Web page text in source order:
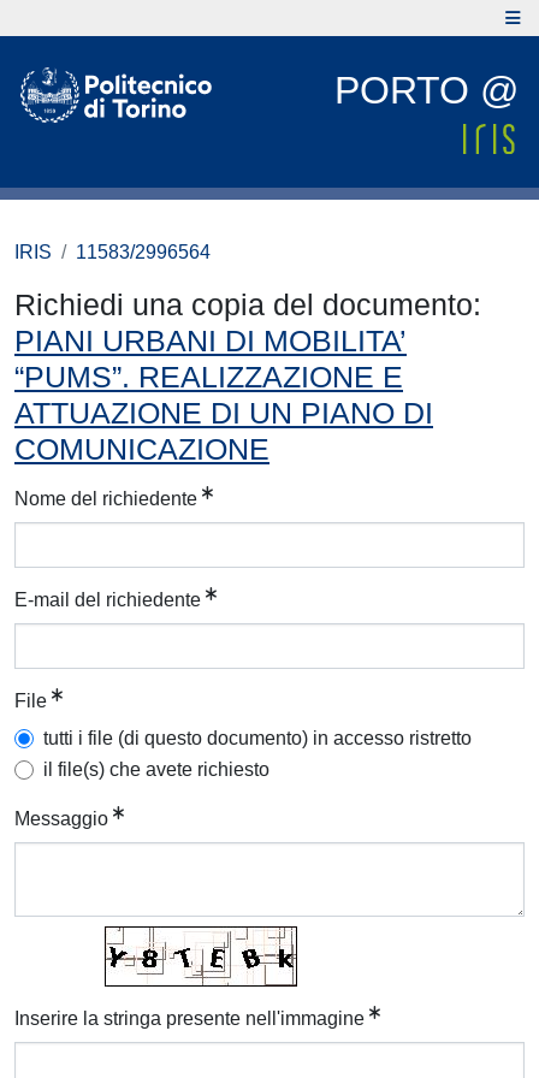
PORTO @
IRIS 11583/2996564
Richiedi una copia del documento:
PIANI URBANI DI MOBILITA’
“PUMS”. REALIZZAZIONE E
ATTUAZIONE DI UN PIANO DI
COMUNICAZIONE
Nome del richiedente
E-mail del richiedente
File
tutti i file (di questo documento) in accesso ristretto
il file(s) che avete richiesto
Messaggio
Inserire la stringa presente nell'immagine